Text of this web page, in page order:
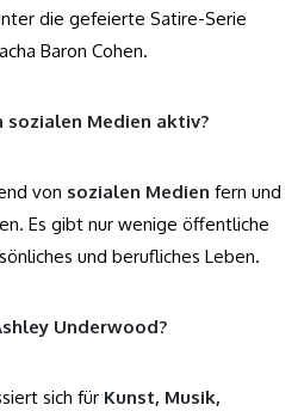
die gefeierte Satire-Serie
Baron Cohen.
Medien aktiv?
von sozialen Medien fern und
Es gibt nur wenige öffentliche
und berufliches Leben.
Underwood?
sich für Kunst, Musik,